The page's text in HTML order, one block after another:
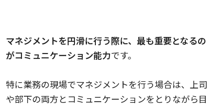
マネジメントを円滑に行う際に、最も重要となるの
がコミュニケーション能力です。
特に業務の現場でマネジメントを行う場合は、上司
や部下の両方とコミュニケーションをとりながら目